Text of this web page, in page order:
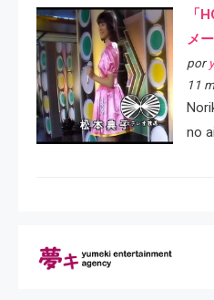
「
メ
por
11
no